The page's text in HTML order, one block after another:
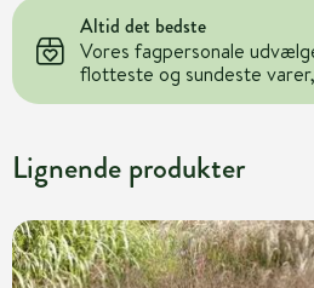
Altid det bedste
Vores fagpersonale
flotteste og sundeste
Lignende produkter